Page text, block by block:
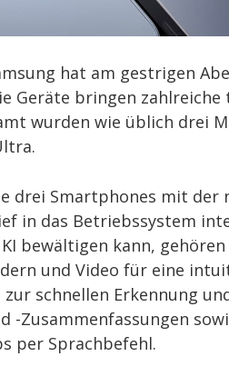
hat am gestrigen
Geräte bringen zahlreiche
wurden wie üblich drei
drei Smartphones mit der
in das Betriebssystem
bewältigen kann,
und Video für eine
schnellen Erkennung
-Zusammenfassungen
per Sprachbefehl.